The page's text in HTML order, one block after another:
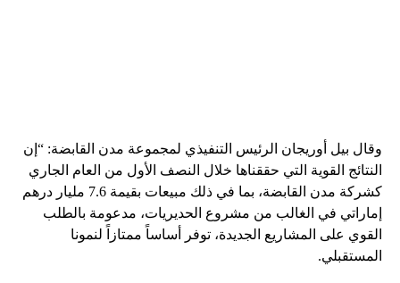
وقال بيل أوريجان الرئيس التنفيذي لمجموعة مدن القابضة: “إن
النتائج القوية التي حققناها خلال النصف الأول من العام الجاري
كشركة مدن القابضة، بما في ذلك مبيعات بقيمة 7.6 مليار درهم
إماراتي في الغالب من مشروع الحديريات، مدعومة بالطلب
القوي على المشاريع الجديدة، توفر أساساً ممتازاً لنمونا
المستقبلي.